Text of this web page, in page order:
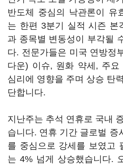
반도체 중심의 낙관론이 유
는 한편 3분기 실적 시즌 본
과 종목별 변동성이 부각될
다. 전문가들은 미국 연방정
다운) 이슈, 원화 약세, 주
심리에 영향을 주며 상승 탄
단합니다.
지난주는 추석 연휴로 국내
습니다. 연휴 기간 글로벌 증
를 중심으로 강세를 보였고
는 4% 넘게 상승했습니다.